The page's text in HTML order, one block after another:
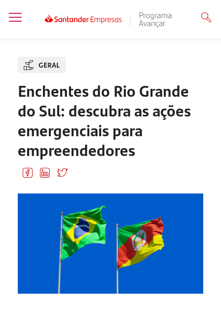
GERAL
Enchentes do Rio Grande
do Sul: descubra as ações
emergenciais para
empreendedores